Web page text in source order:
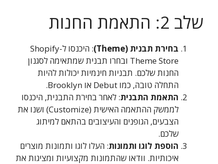
שלב 2: התאמת החנות
בחירת תבנית (Theme)
: היכנסו ל-Shopify
Theme Store ובחרו תבנית שמתאימה לסגנון
החנות שלכם. תבניות חינמיות יכולות להיות
התחלה טובה, כמו Debut או Brooklyn.
התאמת התבנית: לאחר בחירת התבנית, היכנסו
לממשק ההתאמה האישית (Customize) ושנו את
הצבעים, הגופנים והעיצובים בהתאם למיתוג
שלכם.
הוספת לוגו ותמונות: העלו לוגו ותמונות מוצרים
איכותיות. וודאו שהתמונות מקצועיות ומציגות את